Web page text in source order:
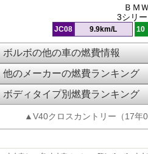
ＢＭＷ
3シリ
JC08 9.9km/L 10
ボルボの他の車の燃費情報
他のメーカーの燃費ランキング
ボディタイプ別燃費ランキング
▲V40クロスカントリー（17年